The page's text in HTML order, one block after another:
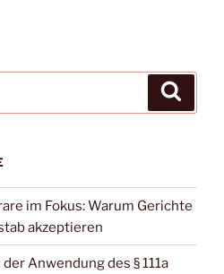
im Fokus: Warum Gerichte
akzeptieren
Anwendung des § 111a